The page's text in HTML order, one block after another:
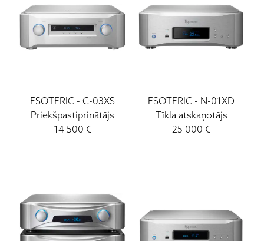
ESOTERIC -C-03XS
Priekšpastiprinātājs
14 500 €
ESOTERIC - N-01XD
Tīkla atskaņotājs
25 000 €